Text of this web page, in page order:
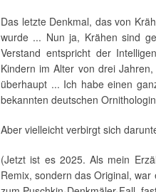
Das letzte Denkmal, das von
wurde ... Nun ja, Krähen sind
Verstand entspricht der
Kindern im Alter von drei
überhaupt ... Ich habe einen
bekannten deutschen
Aber vielleicht verbirgt sich
(Jetzt ist es 2025. Als mein
Remix, sondern das Original,